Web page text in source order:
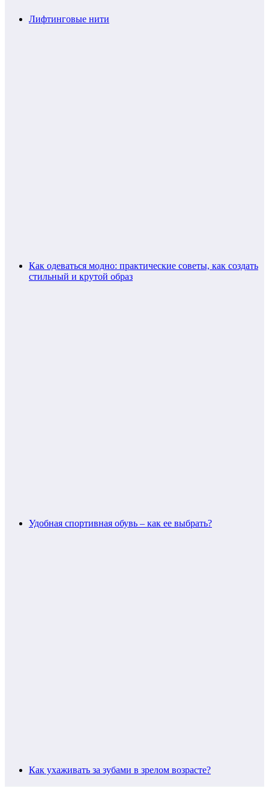
Лифтинговые нити
Как одеваться модно: практические советы, как создать
стильный и крутой образ
Удобная спортивная обувь – как ее выбрать?
Как ухаживать за зубами в зрелом возрасте?